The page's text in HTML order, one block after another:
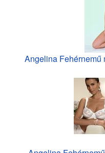
Angelina Fehérnemű